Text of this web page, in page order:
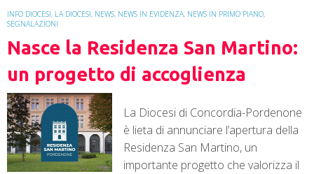
INFO DIOCESI, LA DIOCESI, NEWS, NEWS IN EVIDENZA, NEWS IN PRIMO PIANO,
SEGNALAZIONI
Nasce la Residenza San Martino:
un progetto di accoglienza
La Diocesi di Concordia-Pordenone
è lieta di annunciare l’apertura della
Residenza San Martino, un
importante progetto che valorizza il